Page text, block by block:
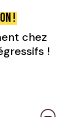
!
chez
!